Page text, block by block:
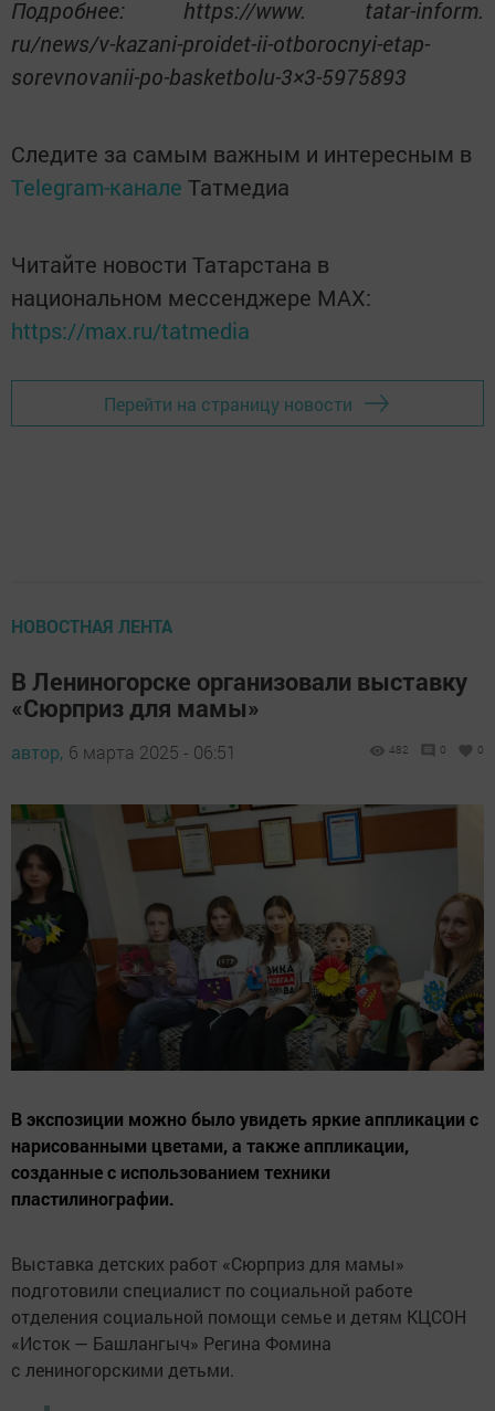
Подробнее: https://www. tatar-inform.
ru/news/v-kazani-proidet-ii-otborocnyi-etap-
sorevnovanii-po-basketbolu-3×3-5975893
Следите за самым важным и интересным в
Telegram-канале Татмедиа
Читайте новости Татарстана в
национальном мессенджере MАХ:
https://max.ru/tatmedia
Перейти на страницу новости
НОВОСТНАЯ ЛЕНТА
В Лениногорске организовали выставку
«Сюрприз для мамы»
автор, 6 марта 2025 - 06:51 482 0 0
В экспозиции можно было увидеть яркие аппликации с
нарисованными цветами, а также аппликации,
созданные с использованием техники
пластилинографии.
Выставка детских работ «Сюрприз для мамы»
подготовили специалист по социальной работе
отделения социальной помощи семье и детям КЦСОН
«Исток — Башлангыч» Регина Фомина
с лениногорскими детьми.